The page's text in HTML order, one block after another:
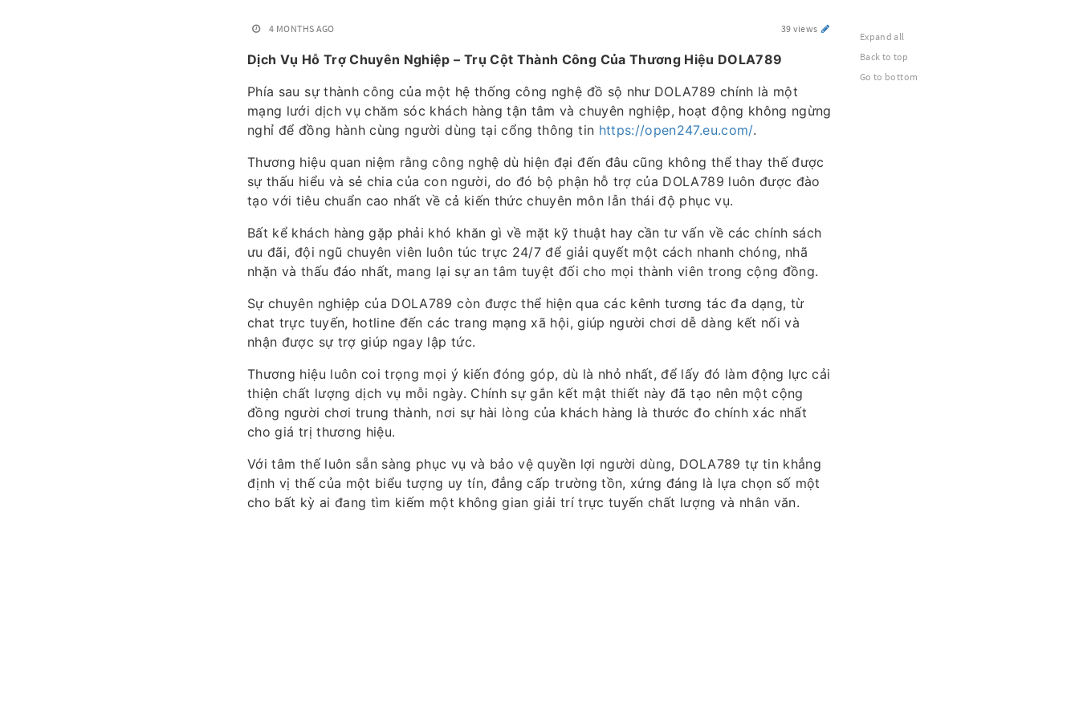
4 MONTHS AGO 39 views
Dịch Vụ Hỗ Trợ Chuyên Nghiệp – Trụ Cột Thành Công Của Thương Hiệu DOLA789
Phía sau sự thành công của một hệ thống công nghệ đồ sộ như DOLA789 chính là một
mạng lưới dịch vụ chăm sóc khách hàng tận tâm và chuyên nghiệp, hoạt động không ngừng
nghỉ để đồng hành cùng người dùng tại cổng thông tin https://open247.eu.com/.
Thương hiệu quan niệm rằng công nghệ dù hiện đại đến đâu cũng không thể thay thế được
sự thấu hiểu và sẻ chia của con người, do đó bộ phận hỗ trợ của DOLA789 luôn được đào
tạo với tiêu chuẩn cao nhất về cả kiến thức chuyên môn lẫn thái độ phục vụ.
Bất kể khách hàng gặp phải khó khăn gì về mặt kỹ thuật hay cần tư vấn về các chính sách
ưu đãi, đội ngũ chuyên viên luôn túc trực 24/7 để giải quyết một cách nhanh chóng, nhã
nhặn và thấu đáo nhất, mang lại sự an tâm tuyệt đối cho mọi thành viên trong cộng đồng.
Sự chuyên nghiệp của DOLA789 còn được thể hiện qua các kênh tương tác đa dạng, từ
chat trực tuyến, hotline đến các trang mạng xã hội, giúp người chơi dễ dàng kết nối và
nhận được sự trợ giúp ngay lập tức.
Thương hiệu luôn coi trọng mọi ý kiến đóng góp, dù là nhỏ nhất, để lấy đó làm động lực cải
thiện chất lượng dịch vụ mỗi ngày. Chính sự gắn kết mật thiết này đã tạo nên một cộng
đồng người chơi trung thành, nơi sự hài lòng của khách hàng là thước đo chính xác nhất
cho giá trị thương hiệu.
Với tâm thế luôn sẵn sàng phục vụ và bảo vệ quyền lợi người dùng, DOLA789 tự tin khẳng
định vị thế của một biểu tượng uy tín, đẳng cấp trường tồn, xứng đáng là lựa chọn số một
cho bất kỳ ai đang tìm kiếm một không gian giải trí trực tuyến chất lượng và nhân văn.
Expand all
Back to top
Go to bottom